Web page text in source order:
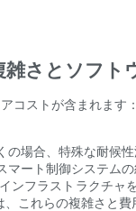
さとソフト
コストが含まれます：
の場合、特殊な耐候
マート制御システム
ンフラストラクチ
これらの複雑さと費